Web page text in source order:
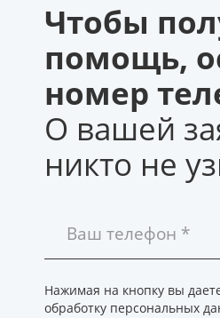
Чтобы
помощь,
номер
О вашей
никто не
Нажимая на кнопку вы
обработку персональных